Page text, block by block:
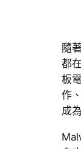
隨
都
板
作
成